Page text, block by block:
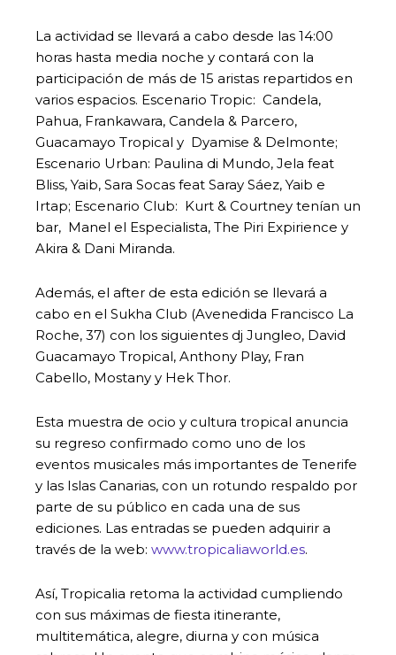
La actividad se llevará a cabo desde las 14:00
horas hasta media noche y contará con la
participación de más de 15 aristas repartidos en
varios espacios. Escenario Tropic: Candela,
Pahua, Frankawara, Candela & Parcero,
Guacamayo Tropical y Dyamise & Delmonte;
Escenario Urban: Paulina di Mundo, Jela feat
Bliss, Yaib, Sara Socas feat Saray Sáez, Yaib e
Irtap; Escenario Club: Kurt & Courtney tenían un
bar, Manel el Especialista, The Piri Expirience y
Akira & Dani Miranda.
Además, el after de esta edición se llevará a
cabo en el Sukha Club (Avenedida Francisco La
Roche, 37) con los siguientes dj Jungleo, David
Guacamayo Tropical, Anthony Play, Fran
Cabello, Mostany y Hek Thor.
Esta muestra de ocio y cultura tropical anuncia
su regreso confirmado como uno de los
eventos musicales más importantes de Tenerife
y las Islas Canarias, con un rotundo respaldo por
parte de su público en cada una de sus
ediciones. Las entradas se pueden adquirir a
través de la web: www.tropicaliaworld.es.
Así, Tropicalia retoma la actividad cumpliendo
con sus máximas de fiesta itinerante,
multitemática, alegre, diurna y con música